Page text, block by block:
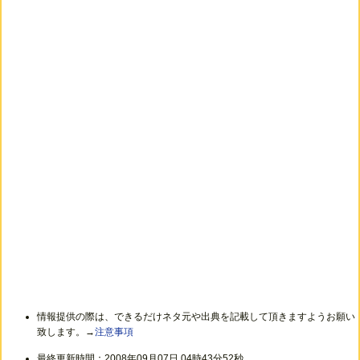
情報提供の際は、できるだけネタ元や出典を記載して頂きますようお願い
致します。→注意事項